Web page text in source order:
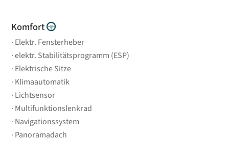
Komfort
Elektr. Fensterheber
elektr. Stabilitätsprogramm (ESP)
Elektrische Sitze
Klimaautomatik
Lichtsensor
Multifunktionslenkrad
Navigationssystem
Panoramadach